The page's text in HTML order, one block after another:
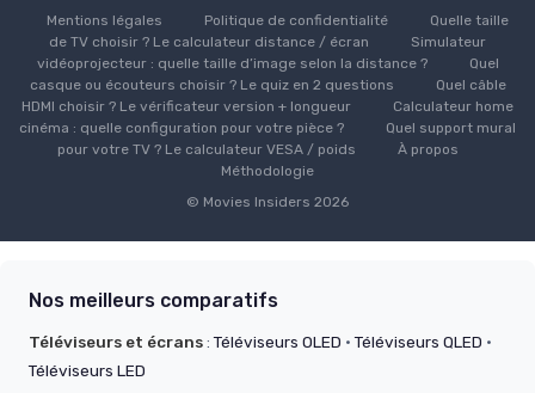
Mentions légales Politique de confidentialité
Quelle taille
de TV choisir ? Le calculateur distance / écran
Simulateur
vidéoprojecteur : quelle taille d’image selon la distance ?
Quel
casque ou écouteurs choisir ? Le quiz en 2 questions
Quel câble
HDMI choisir ? Le vérificateur version + longueur
Calculateur home
cinéma : quelle configuration pour votre pièce ?
Quel support mural
pour votre TV ? Le calculateur VESA / poids
À propos
Méthodologie
© Movies Insiders 2026
Nos meilleurs comparatifs
Téléviseurs et écrans:Téléviseurs OLED ·Téléviseurs QLED ·
Téléviseurs LED